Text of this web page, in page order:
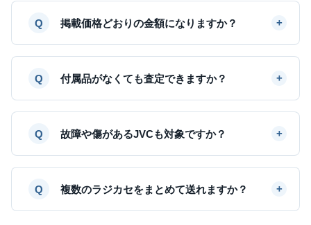
掲載価格どおりの金額になりますか？
付属品がなくても査定できますか？
故障や傷があるJVCも対象ですか？
複数のラジカセをまとめて送れますか？